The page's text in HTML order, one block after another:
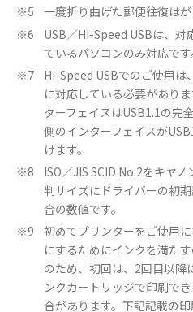
※5 一度折り曲げた郵便往復は
※6
USB／Hi-Speed USBは、対
ているパソコンのみ対応です
※7
Hi-Speed USBでのご使用は
に対応している必要があり
ターフェイスはUSB1.1の完
側のインターフェイスが
けます。
※8
ISO／JIS SCID No.2をキヤ
判サイズにドライバーの初
合の数値です。
※9
初めてプリンターをご使用
にするためにインクを満た
のため、初回は、2回目以降
ンクカートリッジで印刷で
合があります。下記記載の